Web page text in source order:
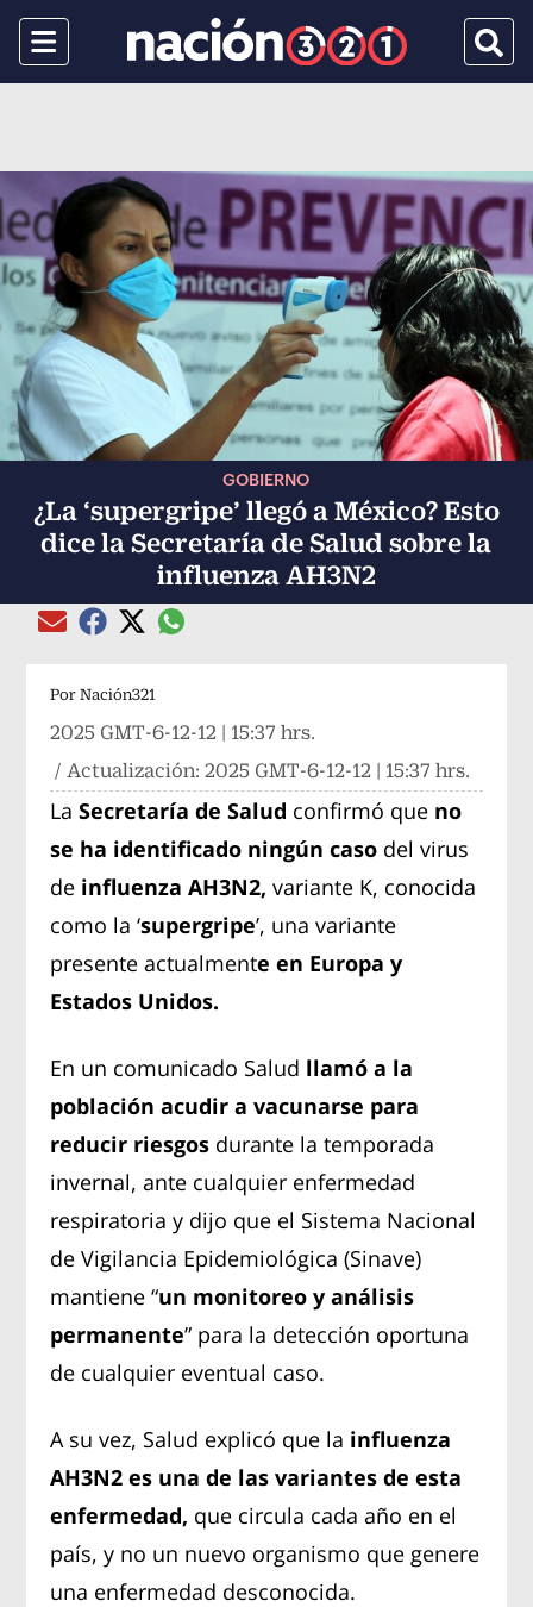
Menu
GOBIERNO
¿La ‘supergripe’ llegó a México? Esto
dice la Secretaría de Salud sobre la
influenza AH3N2
Compartir el artículo actual mediante Email
Compartir el artículo actual mediante Facebook
Compartir el artículo actual mediante Twitter
Compartir el artículo actual mediante
Por Nación321
2025 GMT-6-12-12 | 15:37 hrs.
/ Actualización:2025 GMT-6-12-12 | 15:37 hrs.
LaSecretaría de Salud confirmó que no
se ha identificado ningún caso del virus
de influenza AH3N2, variante K, conocida
como la ‘supergripe’, una variante
presente actualmente en Europa y
Estados Unidos.
En un comunicado Salud llamó a la
población acudir a vacunarse para
reducir riesgos durante la temporada
invernal, ante cualquier enfermedad
respiratoria y dijo que el Sistema Nacional
de Vigilancia Epidemiológica (Sinave)
mantiene “un monitoreo y análisis
permanente” para la detección oportuna
de cualquier eventual caso.
A su vez, Salud explicó que la influenza
AH3N2 es una de las variantes de esta
enfermedad, que circula cada año en el
país, y no un nuevo organismo que genere
una enfermedad desconocida.